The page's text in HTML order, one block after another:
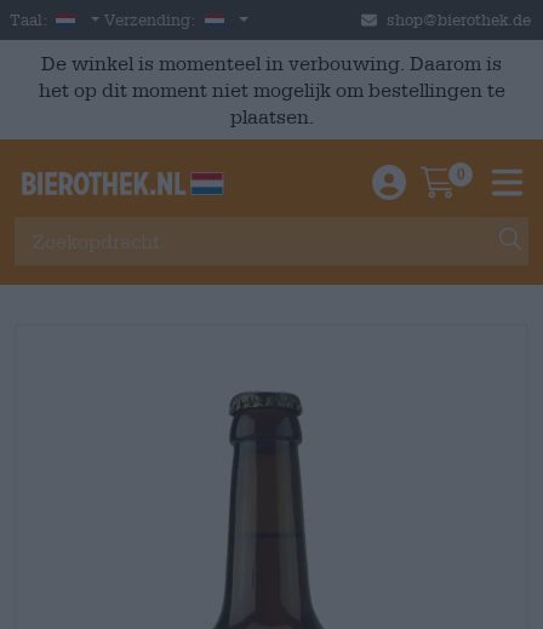
Skip to main content
Taal: Dutch
Verzending: Nederland shop@bierothek.de
De winkel is momenteel in verbouwing. Daarom is
het op dit moment niet mogelijk om bestellingen te
plaatsen.
Einloggen /
0